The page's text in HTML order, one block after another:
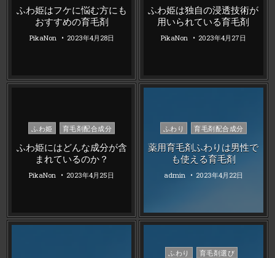
ふわ姫はフケに悩む方にも
おすすめの育毛剤
PikaNon 2023年4月28日
ふわ姫は独自の浸透技術が
用いられている育毛剤
PikaNon 2023年4月27日
Posted
ふわ姫 育毛剤配合成分
ふわ姫にはどんな成分が含
まれているのか？
PikaNon 2023年4月25日
Posted
ふわり 育毛剤配合成分
薬用育毛剤ふわりは男性で
も使える育毛剤
admin 2023年4月22日
Posted
ふわり
育毛剤選び